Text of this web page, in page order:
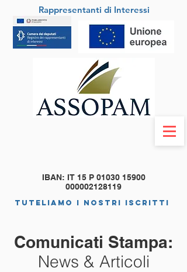
IBAN: IT 15 P 01030 15900
000002128119
tuteliamo i nostri iscritti
Rappresentanti di Interessi
Comunicati Stampa:
News & Articoli